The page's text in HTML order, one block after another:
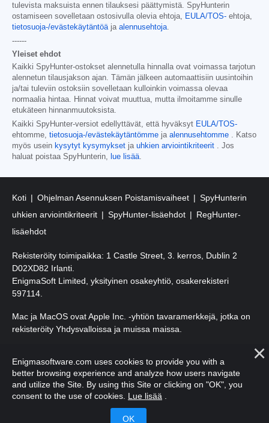
tulevista maksuista ennen tilauksesi päättymistä. SpyHunterin
ostamiseen sovelletaan ostosivulla olevia ehtoja,
EULA/TOS- ehtoja,
tietosuoja-/evästekäytäntöä ja alennusehtoja
------
Yleiset ehdot
Kaikki SpyHunter-ostokset alennetulla hinnalla ovat voimassa tarjotun
alennetun tilausjakson ajan. Tämän jälkeen automaattisiin uusintoihin
ja/tai tuleviin ostoksiin sovelletaan kulloinkin voimassa olevaa
normaalia hintaa. Hinnat voivat muuttua, mutta ilmoitamme sinulle
etukäteen hinnanmuutoksista.
Kaikki SpyHunter-versiot edellyttävät, että hyväksyt EULA/TOS-
ehtomme, tietosuoja-/evästekäytäntömme ja alennusehtomme . Katso
myös usein kysytyt kysymykset ja uhkien arviointikriteerit . Jos
haluat poistaa SpyHunterin,
lue lisää
Koti Ohjelman Asennuksen Poistamisvaiheet
SpyHunterin
uhkien arviointikriteerit
SpyHunter-lisäehdot
RegHunter-
lisäehdot
Rekisteröity toimipaikka: 1 Castle Street, 3. kerros, Dublin 2
D02XD82 Irlanti.
EnigmaSoft Limited, yksityinen osakeyhtiö, osakerekisteri
597114.
Mac ja MacOS ovat Apple Inc. -yhtiön tavaramerkkejä, jotka on
rekisteröity Yhdysvalloissa ja muissa maissa.
pidätetään.
Enigmasoftware.com uses cookies to provide you with a
better browsing experience and analyze how users navigate
and utilize the Site. By using this Site or clicking on "OK", you
consent to the use of cookies. Lue lisää